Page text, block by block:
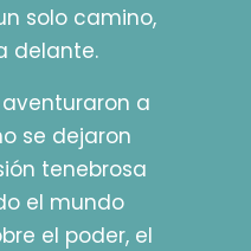
solo camino,
delante.
a
se dejaron
tenebrosa
el mundo
el poder, el